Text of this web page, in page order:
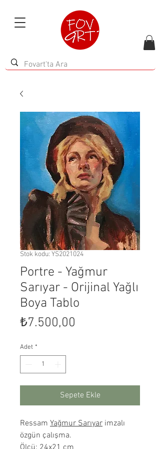
Stok kodu: YS2021024
Portre - Yağmur
Sarıyar - Orijinal Yağlı
Boya Tablo
₺7.500,00
Adet *
Sepete Ekle
Ressam Yağmur Sarıyar imzalı
özgün çalışma.